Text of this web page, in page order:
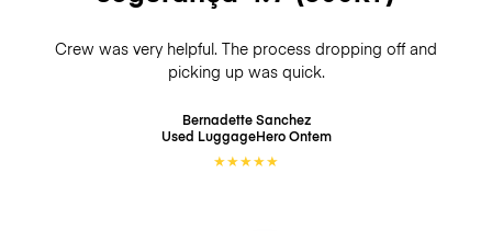
Crew was very helpful. The process dropping off and
picking up was quick.
Bernadette Sanchez
Used LuggageHeroOntem
★★★★★